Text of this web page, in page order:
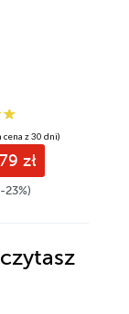
cena z 30 dni)
zł
23%)